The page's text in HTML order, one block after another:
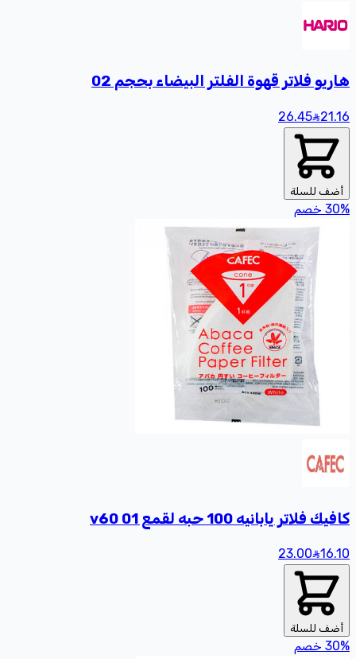
هاريو فلاتر قهوة الفلتر البيضاء بحجم 02
21.16
26.45
أضف للسلة
30% خصم
كافيك فلاتر يابانيه 100 حبه لقمع v60 01
16.10
23.00
أضف للسلة
30% خصم